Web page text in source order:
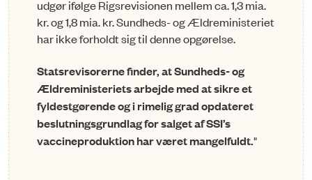
udgør ifølge Rigsrevisionen mellem ca. 1,3 mia.
kr. og 1,8 mia. kr. Sundheds- og Ældreministeriet
har ikke forholdt sig til denne opgørelse.
Statsrevisorerne finder, at Sundheds- og
Ældreministeriets arbejde med at sikre et
fyldestgørende og i rimelig grad opdateret
beslutningsgrundlag for salget af SSI’s
vaccineproduktion har været mangelfuldt."